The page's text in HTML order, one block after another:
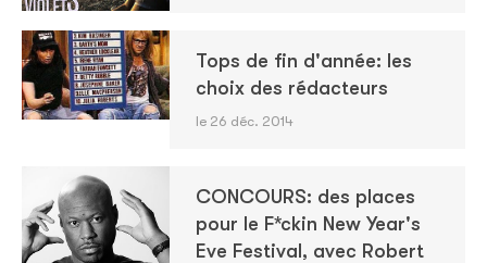
Tops de fin d'année: les
choix des rédacteurs
le 26 déc. 2014
CONCOURS: des places
pour le F*ckin New Year's
Eve Festival, avec Robert